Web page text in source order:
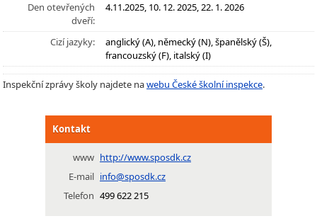
Den otevřených
dveří:
4.11.2025, 10. 12. 2025, 22. 1. 2026
Cizí jazyky:
anglický (A), německý (N), španělský (Š),
francouzský (F), italský (I)
Inspekční zprávy školy najdete nawebu České školní inspekce.
Kontakt
www http://www.sposdk.cz
E-mail info@sposdk.cz
Telefon 499 622 215